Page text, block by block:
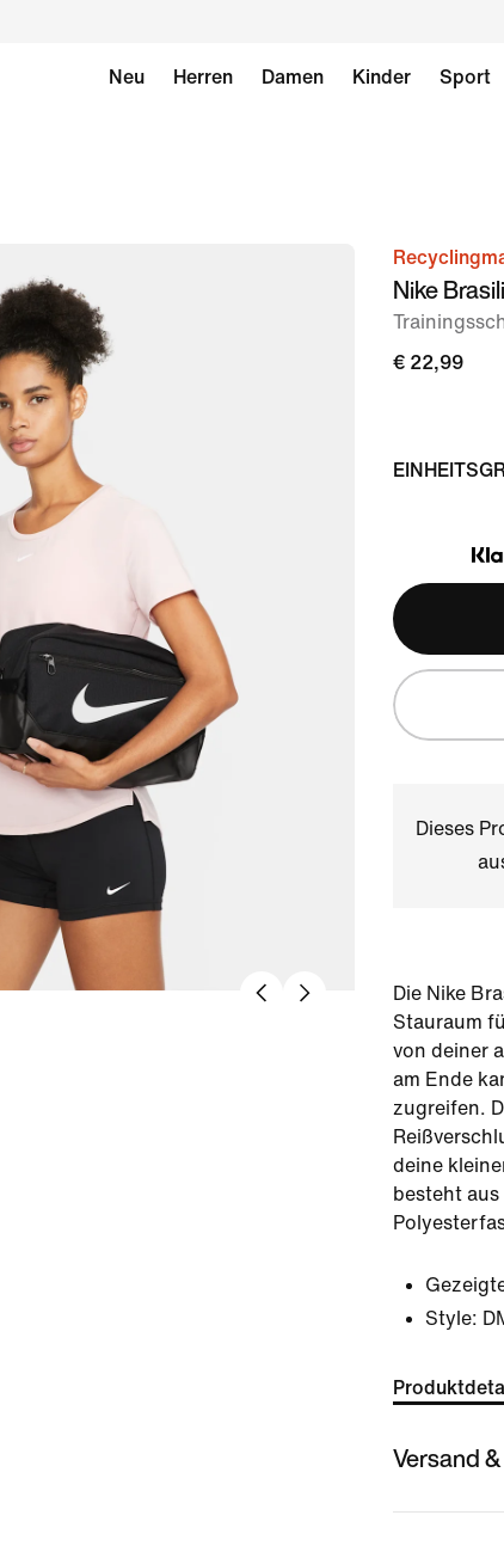
Neu Herren Damen Kinder Sport
Bild 1
Nike
€ 22,99
Dieses
Die Nike
Stauraum
von deiner
am Ende
zugreifen.
deine
besteht
Style:
Versand